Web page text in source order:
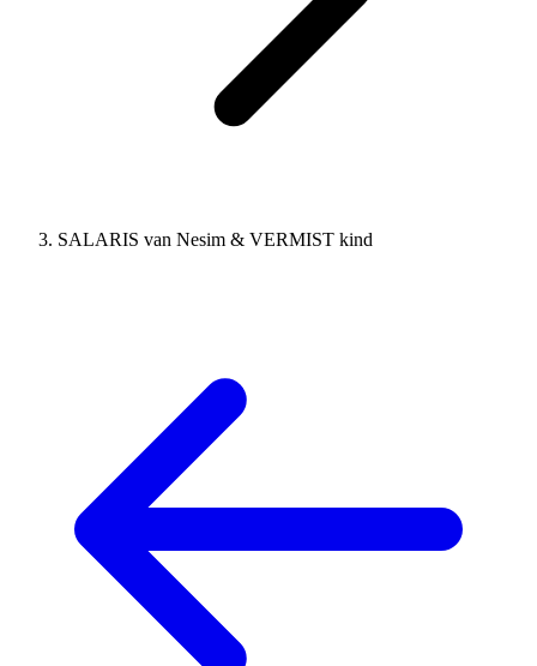
SALARIS van Nesim & VERMIST kind